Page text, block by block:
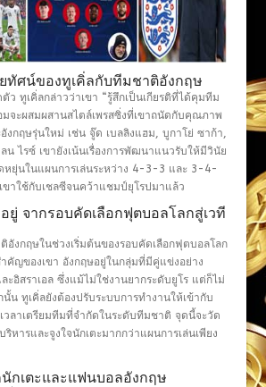
ทัศน์ของทูเคิ่ลกับทีมชาติอังกฤษ
ว ทูเคิ่ลกล่าวว่าเขา “รู้สึกเป็นเกียรติที่ได้คุมทีม
มจะผสมผสานสไตล์เพรสซิ่งที่เขาถนัดกับคุณภาพ
อังกฤษรุ่นใหม่ เช่น จู๊ด เบลลิงแฮม, บูกาโย่ ซาก้า,
น ไรซ์ เขายังเน้นเรื่องการพัฒนาแนวรับให้มีวินัย
หยุ่นในแผนการเล่นระหว่าง 4-3-3 และ 3-4-
าใช้กับเชลซีจนคว้าแชมป์ยุโรปมาแล้ว
ยู่ จากรอบคัดเลือกฟุตบอลโลกสู่เวที
อังกฤษในช่วงเริ่มต้นของรอบคัดเลือกฟุตบอลโลก
คัญของเขา อังกฤษอยู่ในกลุ่มที่มีคู่แข่งอย่าง
ะอิสราเอล ซึ่งแม้ไม่ใช่งานยากระดับยูโร แต่ก็ไม่
น ทูเคิ่ลยังต้องปรับระบบการทำงานให้เข้ากับ
วลาเตรียมทีมที่จำกัดในระดับทีมชาติ จุดนี้จะวัด
หารและจูงใจนักเตะมากกว่าแผนการเล่นเพียง
นักเตะและแฟนบอลอังกฤษ